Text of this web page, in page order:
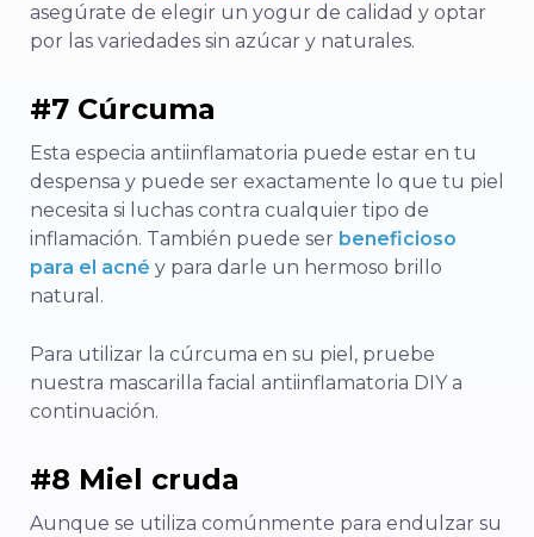
asegúrate de elegir un yogur de calidad y optar
por las variedades sin azúcar y naturales.
#7 Cúrcuma
Esta especia antiinflamatoria puede estar en tu
despensa y puede ser exactamente lo que tu piel
necesita si luchas contra cualquier tipo de
inflamación. También puede ser beneficioso
para el acné y para darle un hermoso brillo
natural.
Para utilizar la cúrcuma en su piel, pruebe
nuestra mascarilla facial antiinflamatoria DIY a
continuación.
#8 Miel cruda
Aunque se utiliza comúnmente para endulzar su